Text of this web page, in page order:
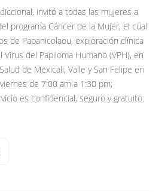
invitó a todas las mujeres a
programa Cáncer de la Mujer, el cual
de Papanicolaou, exploración clínica
Virus del Papiloma Humano (VPH), en
de Mexicali, Valle y San Felipe en
de 7:00 am a 1:30 pm;
es confidencial, seguro y gratuito.